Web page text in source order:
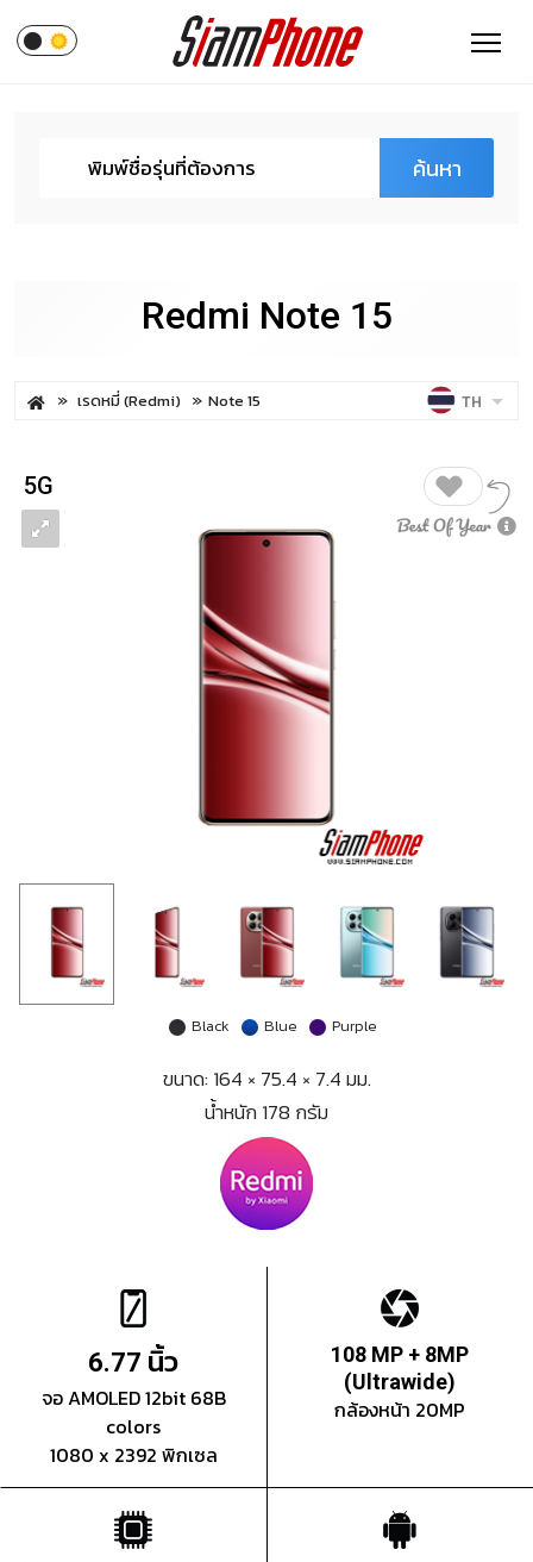
ค้นหา
Redmi Note 15
เรดหมี่ (Redmi) Note 15 TH
5G
Black Blue Purple
ขนาด: 164 × 75.4 × 7.4 มม.
น้ำหนัก 178 กรัม
6.77 นิ้ว
จอ AMOLED 12bit 68B
colors
1080 x 2392 พิกเซล
108 MP + 8MP
(Ultrawide)
กล้องหน้า 20MP